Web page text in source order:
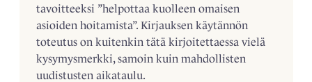
tavoitteeksi ”helpottaa kuolleen omaisen
asioiden hoitamista”. Kirjauksen käytännön
toteutus on kuitenkin tätä kirjoitettaessa vielä
kysymysmerkki, samoin kuin mahdollisten
uudistusten aikataulu.